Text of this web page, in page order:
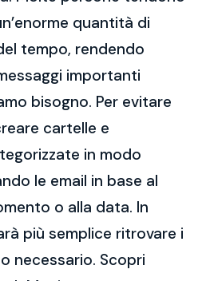
quantità di
tempo, rendendo
importanti
bisogno. Per evitare
cartelle e
in modo
le email in base al
o alla data. In
più semplice ritrovare i
necessario. Scopri